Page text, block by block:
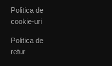
Politica de
cookie-uri
Politica de
retur